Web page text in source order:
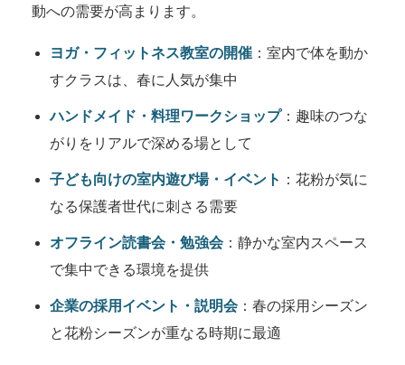
動への需要が高まります。
ヨガ・フィットネス教室の開催 ：室内で体を動か
すクラスは、春に人気が集中
ハンドメイド・料理ワークショップ：趣味のつな
がりをリアルで深める場として
子ども向けの室内遊び場・イベント ：花粉が気に
なる保護者世代に刺さる需要
オフライン読書会・勉強会：静かな室内スペース
で集中できる環境を提供
企業の採用イベント・説明会：春の採用シーズン
と花粉シーズンが重なる時期に最適